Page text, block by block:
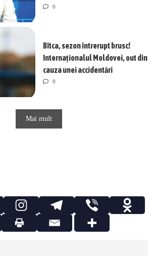
0
Bîtca, sezon întrerupt brusc!
Internaționalul Moldovei, out din
cauza unei accidentări
0
Mai mult